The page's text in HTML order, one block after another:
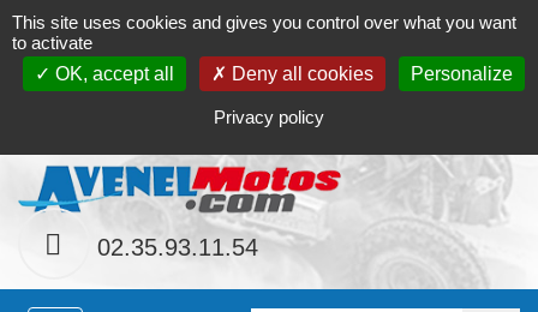
Contact Le magasin Mon compte
02.35.93.11.54
This site uses cookies and gives you control over what you want
to activate
OK, accept all
Deny all cookies Personalize
Privacy policy